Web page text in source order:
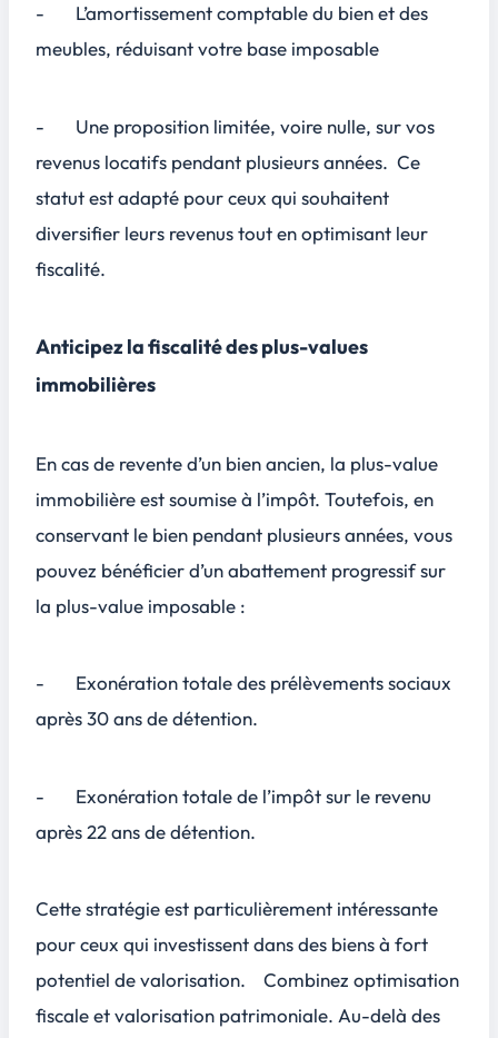
- L’amortissement comptable du bien et des
meubles, réduisant votre base imposable
- Une proposition limitée, voire nulle, sur vos
revenus locatifs pendant plusieurs années. Ce
statut est adapté pour ceux qui souhaitent
diversifier leurs revenus tout en optimisant leur
fiscalité.
Anticipez la fiscalité des plus-values
immobilières
En cas de revente d’un bien ancien, la plus-value
immobilière est soumise à l’impôt. Toutefois, en
conservant le bien pendant plusieurs années, vous
pouvez bénéficier d’un abattement progressif sur
la plus-value imposable :
- Exonération totale des prélèvements sociaux
après 30 ans de détention.
- Exonération totale de l’impôt sur le revenu
après 22 ans de détention.
Cette stratégie est particulièrement intéressante
pour ceux qui investissent dans des biens à fort
potentiel de valorisation. Combinez optimisation
fiscale et valorisation patrimoniale. Au-delà des